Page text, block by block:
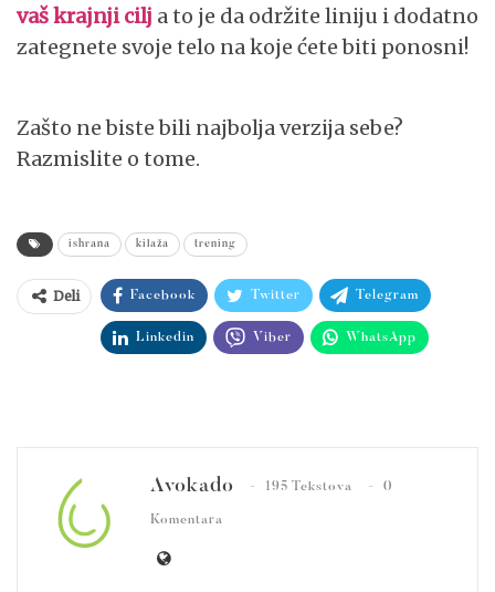
vaš krajnji cilj a to je da održite liniju i dodatno
zategnete svoje telo na koje ćete biti ponosni!
Zašto ne biste bili najbolja verzija sebe?
Razmislite o tome.
ishrana kilaža trening
Deli Facebook Twitter Telegram
Linkedin Viber WhatsApp
Avokado 195 Tekstova 0
Komentara